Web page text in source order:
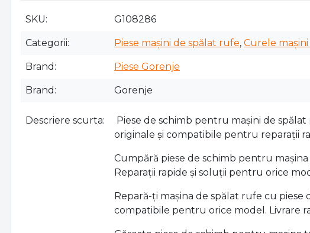
SKU G108286
Categorii Piese mașini de spălat rufe, Curele
Brand Piese Gorenje
Brand Gorenje
Descriere scurta
Piese de schimb pentru mașini de
originale și compatibile pentru reparații
Cumpără piese de schimb pentru
Reparații rapide și soluții pentru orice
Repară-ți mașina de spălat rufe cu piese
compatibile pentru orice model. Livrare